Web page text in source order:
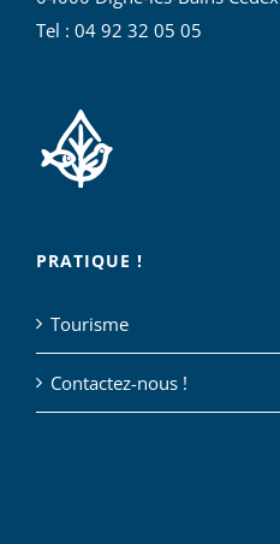
Tel : 04 92 32 05 05
PRATIQUE !
Tourisme
Contactez-nous !